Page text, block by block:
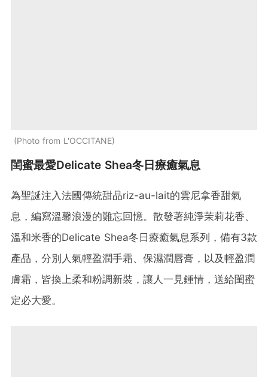
Photo from L'OCCITANE
閨蜜最愛Delicate Shea冬日療癒氣息
為聖誕注入法國傳統甜品riz-au-lait的雲尼拿香甜氣
息，編寫溫馨浪漫的難忘回憶。散發著純淨茉莉花香、
溫和米香的Delicate Shea冬日療癒氣息系列，備有3款
產品，分別人氣輕盈潤手霜、保濕潤唇膏，以及輕盈潤
膚霜，皆換上柔和粉調新裝，讓人一見鍾情，送給閨蜜
定必大愛。